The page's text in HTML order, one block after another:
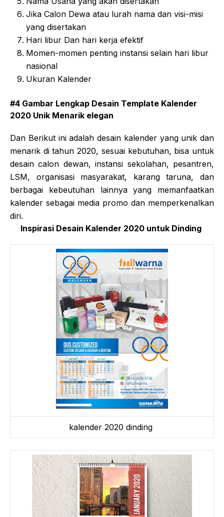
Jika Calon Dewa atau lurah nama dan visi-misi
yang disertakan
Hari libur Dan hari kerja efektif
Momen-momen penting instansi selain hari libur
nasional
Ukuran Kalender
#4 Gambar Lengkap Desain Template Kalender
2020 Unik Menarik elegan
Dan Berikut ini adalah desain kalender yang unik dan
menarik di tahun 2020, sesuai kebutuhan, bisa untuk
desain calon dewan, instansi sekolahan, pesantren,
LSM, organisasi masyarakat, karang taruna, dan
berbagai kebeutuhan lainnya yang memanfaatkan
kalender sebagai media promo dan memperkenalkan
diri.
Inspirasi Desain Kalender 2020 untuk Dinding
kalender 2020 dinding